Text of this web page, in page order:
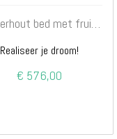
Steigerhout bed met fruitkistjes
Realiseer je droom!
€ 576,00